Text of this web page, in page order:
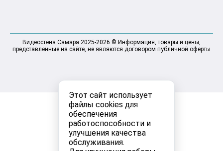
Этот сайт использует
файлы cookies для
обеспечения
работоспособности и
улучшения качества
обслуживания.
Видеостена Самара 2025-2026 © Информация, товары и цены,
представленные на сайте, не являются договором публичной оферты